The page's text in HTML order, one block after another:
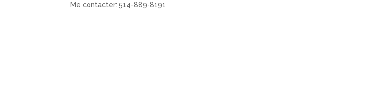
Me contacter: 514-889-8191